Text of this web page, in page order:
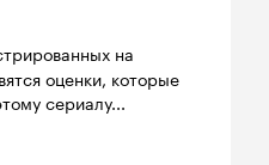
на
оценки, которые
сериалу...